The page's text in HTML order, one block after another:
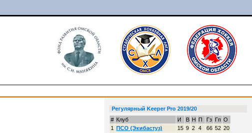
Регулярный Keeper Pro 2019/20
# Клуб И В Н П Гз Гп О
1 ПСО (Экибастуз) 15 9 2 4 66 52 20